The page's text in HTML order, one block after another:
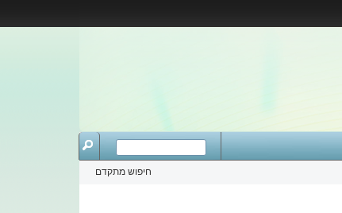
חיפוש מתקדם